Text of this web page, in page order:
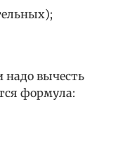
надо вычесть
формула: